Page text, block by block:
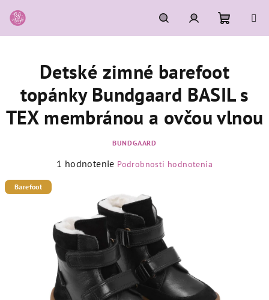
na
obsah
HľadaťPrihlásenie
košík
Detské zimné barefoot
topánky Bundgaard BASIL s
TEX membránou a ovčou vlnou
BUNDGAARD
Priemerné
z
5
hviezdičiek.
1 hodnotenie Podrobnosti hodnotenia
Barefoot